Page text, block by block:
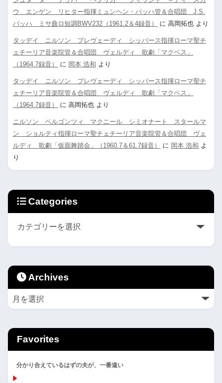
ウ エンゲン リヒター指揮ミュンヘン・バッハ管＆合唱団 J.S.
バッハ ミサ曲ロ短調BWV232（1961.2＆4録音）
に 高岡拓也 より
タッデイ ニルソン プレヴェーディ シッパース指揮ローマ聖チ
ェチーリア音楽院管＆合唱団 ヴェルディ 歌劇「マクベス」
（1964.7録音）
に 岡本 浩和 より
タッデイ ニルソン プレヴェーディ シッパース指揮ローマ聖チ
ェチーリア音楽院管＆合唱団 ヴェルディ 歌劇「マクベス」
（1964.7録音）
に 高岡拓也 より
ニルソン ベルゴンツィ マクニール シミオナート スタールマ
ン ショルティ指揮ローマ聖チェチーリア音楽院管＆合唱団 ヴェ
ルディ 歌劇「仮面舞踏会」（1960.7＆61.7録音）
に 岡本 浩和 よ
り
Categories
Archives
Favorites
分かり合えているはずの夫が、一番遠い